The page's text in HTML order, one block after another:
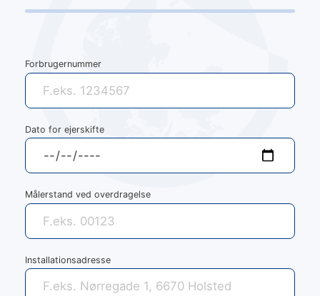
Forbrugernummer
Dato for ejerskifte
Målerstand ved overdragelse
Installationsadresse